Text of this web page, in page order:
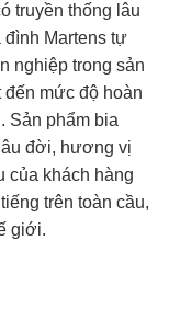
truyền thống lâu
đình Martens tự
nghiệp trong sản
đến mức độ hoàn
Sản phẩm bia
đời, hương vị
của khách hàng
trên toàn cầu,
giới.